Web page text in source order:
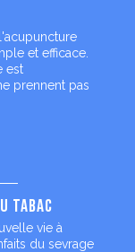
et efficace.
est
prennent pas
tabac
vie à
du sevrage